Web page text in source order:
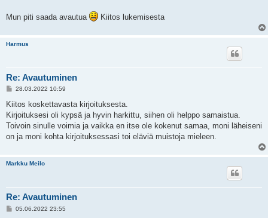
Mun piti saada avautua Kiitos lukemisesta
Harmus
Re: Avautuminen
V
e
t
i
28.03.2022 10:59
Kiitos koskettavasta kirjoituksesta.
Kirjoituksesi oli kypsä ja hyvin harkittu, siihen oli helppo samaistua.
Toivoin sinulle voimia ja vaikka en itse ole kokenut samaa, moni läheiseni
on ja moni kohta kirjoituksessasi toi eläviä muistoja mieleen.
Markku Meilo
Re: Avautuminen
V05.06.2022 23:55